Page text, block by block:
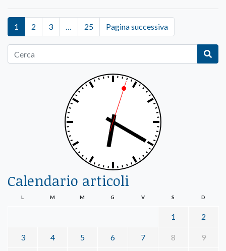
1 2 3 … 25 Pagina successiva
Calendario articoli
L M M G V S D
1 2
3 4 5 6 7 8 9